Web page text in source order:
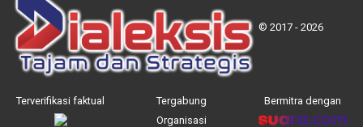
© 2017 - 2026
Terverifikasi faktual
Tergabung
Organisasi
Bermitra dengan